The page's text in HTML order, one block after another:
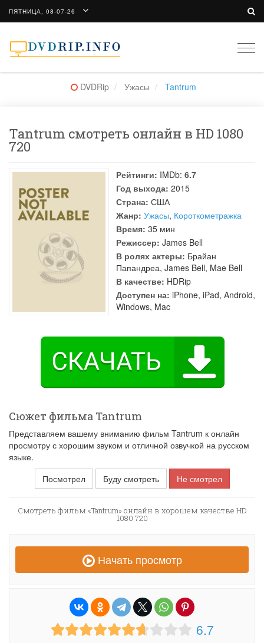
ПЯТНИЦА, 08-07-26
DVDRip Ужасы Tantrum
Tantrum смотреть онлайн в HD 1080
720
Рейтинги: IMDb: 6.7
Год выхода: 2015
Страна: США
Жанр: Ужасы, Короткометражка
Время: 35 мин
Режиссер: James Bell
В ролях актеры: Брайан
Папандреа, James Bell, Mae Bell
В качестве: HDRip
Доступен на: iPhone, iPad, Android,
Windows, Mac
Сюжет фильма Tantrum
Представляем вашему вниманию фильм Tantrum к онлайн
просмотру с хорошим звуком и отличной озвучкой на русском
языке.
Посмотрел
Буду смотреть Не смотрел
Смотреть фильм «Tantrum» онлайн в хорошем качестве HD
1080 720
Начать просмотр
6.7